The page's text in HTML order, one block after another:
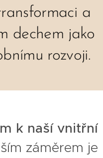
a
dechem jako
rozvoji.
k naší vnitřní
záměrem je